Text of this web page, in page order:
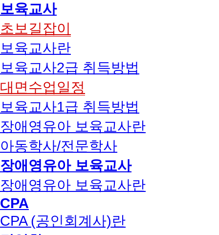
보육교사
초보길잡이
보육교사란
보육교사2급 취득방법
대면수업일정
보육교사1급 취득방법
장애영유아 보육교사란
아동학사/전문학사
장애영유아 보육교사
장애영유아 보육교사란
CPA
CPA (공인회계사)란